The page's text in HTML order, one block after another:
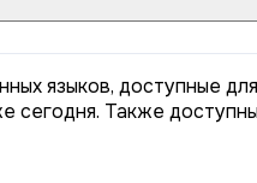
языков, доступные
сегодня. Также